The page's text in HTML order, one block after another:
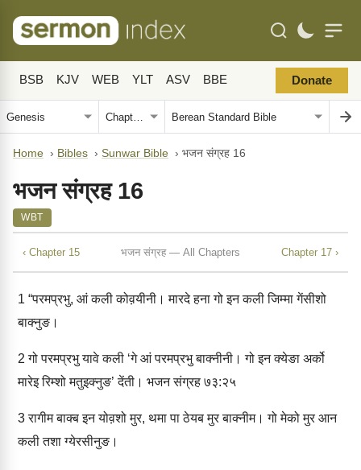
BSB KJV WEB YLT ASV BBE Donate
Home › Bibles › Sunwar Bible › भजन संग्रह 16
भजन संग्रह 16
WBT
‹ Chapter 15 भजन संग्रह — All Chapters Chapter 17 ›
1 “परमप्रभु, आं कली कोव़यीनी। मारदे हना गो इन कली जिम्‍मा गेंसीशो
बाक्‍नुङ।
2 गो परमप्रभु यावे कली ‘गे आं परमप्रभु बाक्‍नीनी। गो इन क्‍येङा अर्को
मारेइ रिम्‍शो मतुइक्‍नुङ’ देंती। भजन संग्रह ७३:२५
3रागीम बाक्‍ब इन योव़शो मुर, थमा पा ठेयब मुर बाक्‍नीम। गो मेको मुर आन
कली तशा ग्‍येरसीनुङ।